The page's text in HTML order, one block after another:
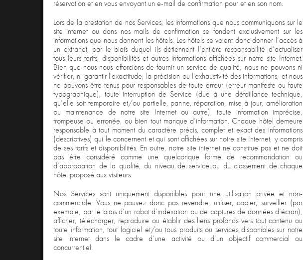
réservation et en vous envoyant un e-mail de confirmation pour et en son nom.
Lors de la prestation de nos Services, les informations que nous communiquons sur le
site internet ou dans nos mails de confirmation se fondent exclusivement sur les
informations que nous donnent les hôtels. Les hôtels se voient donc donner l’accès à
un extranet, par le biais duquel ils détiennent l’entière responsabilité d’actualiser
tous leurs tarifs, disponibilités et autres informations affichées sur notre site Internet.
Bien que nous nous efforcions de fournir un service de qualité, nous ne pouvons ni
vérifier, ni garantir l'exactitude, la précision ou l'exhaustivité des informations, et nous
ne pouvons être tenus pour responsables de toute erreur (erreur manifeste ou faute
typographique), toute interruption de Service (due à une défaillance technique,
qu’elle soit temporaire et/ou partielle, panne, réparation, mise à jour, amélioration
ou maintenance de notre site Internet ou autre), toute information imprécise,
trompeuse ou erronée, ou bien tout manque d’information. Chaque hôtel demeure
responsable à tout moment du caractère précis, complet et exact des informations
(descriptives) qui le concernent et qui sont affichées sur notre site Internet, y compris
de ses tarifs et disponibilités. En outre, notre site internet ne constitue pas et ne doit
pas être considéré comme une quelconque forme de recommandation ou
d’approbation de la qualité, du niveau de service ou du classement de chaque
hôtel proposé aux visiteurs.
Nos Services sont uniquement disponibles pour une utilisation privée et non-
commerciale. Vous ne pouvez donc pas revendre, utiliser, copier, surveiller (par
exemple, par le biais d’un robot d’indexation ou de captures de données d’écran),
afficher, télécharger, reproduire ou établir des liens profonds vers tout contenu ou
toute information, tout logiciel et/ou tous produits ou services disponibles sur notre
site internet dans le cadre d’une activité ou d’un objectif commercial ou
concurrentiel.